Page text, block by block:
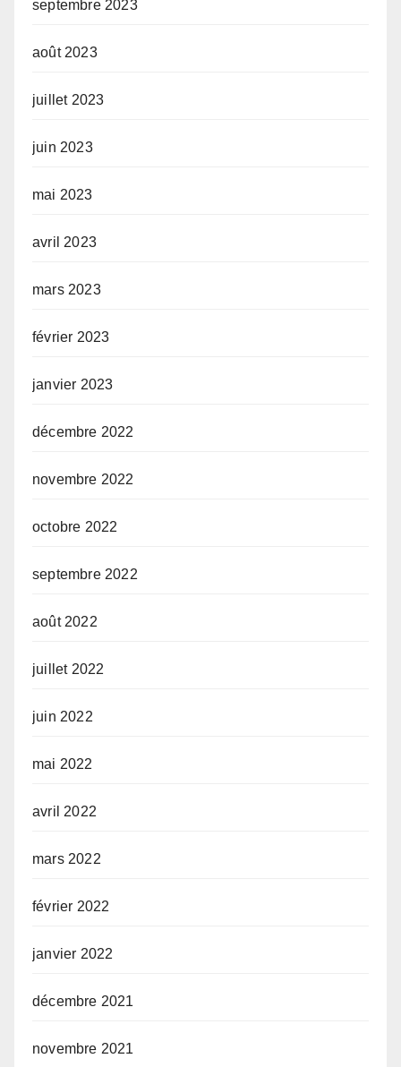
septembre 2023
août 2023
juillet 2023
juin 2023
mai 2023
avril 2023
mars 2023
février 2023
janvier 2023
décembre 2022
novembre 2022
octobre 2022
septembre 2022
août 2022
juillet 2022
juin 2022
mai 2022
avril 2022
mars 2022
février 2022
janvier 2022
décembre 2021
novembre 2021